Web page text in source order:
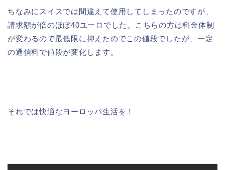
ちなみにスイスでは間違えて使用してしまったのですが、
請求額が倍のほぼ40ユーロでした。こちらの方は料金体制
が変わるので最低限に抑えたのでこの値段でしたが、一定
の通信料で値段が変化します。
それでは快適なヨーロッパ生活を！